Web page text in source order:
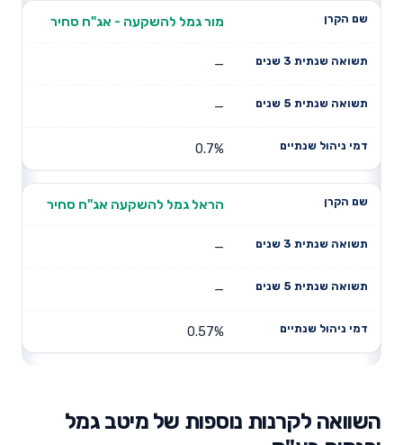
מור גמל להשקעה - אג"ח סחיר
—
—
0.7%
הראל גמל להשקעה אג"ח סחיר
—
—
0.57%
השוואה לקרנות נוספות של מיטב גמל